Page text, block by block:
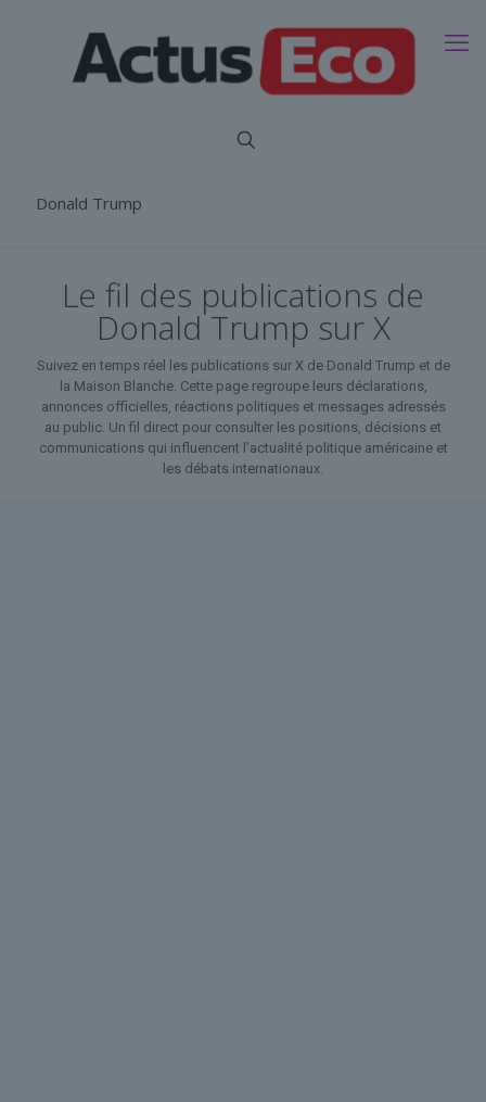
Donald Trump
Le fil des publications de
Donald Trump sur X
Suivez en temps réel les publications sur X de Donald Trump et de
la Maison Blanche. Cette page regroupe leurs déclarations,
annonces officielles, réactions politiques et messages adressés
au public. Un fil direct pour consulter les positions, décisions et
communications qui influencent l’actualité politique américaine et
les débats internationaux.